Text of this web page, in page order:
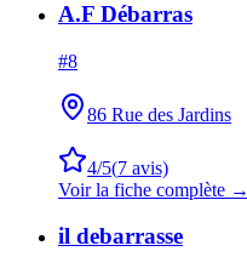
A.F Débarras
#8
86 Rue des Jardins
4/5(7 avis)
Voir la fiche complète →
il debarrasse